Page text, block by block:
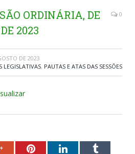
ORDINÁRIA, DE
2023
0
DE 2023
LEGISLATIVAS, PAUTAS E ATAS DAS SESSÕES
Google+PinterestLinkedInTumblr